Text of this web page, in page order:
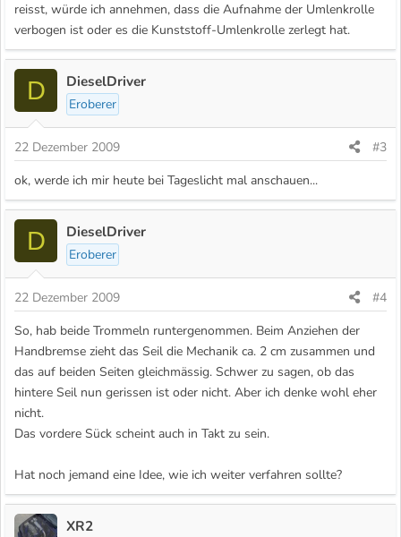
reisst, würde ich annehmen, dass die Aufnahme der Umlenkrolle
verbogen ist oder es die Kunststoff-Umlenkrolle zerlegt hat.
D DieselDriver
Eroberer
22 Dezember 2009
#3
ok, werde ich mir heute bei Tageslicht mal anschauen...
D DieselDriver
Eroberer
22 Dezember 2009
#4
So, hab beide Trommeln runtergenommen. Beim Anziehen der
Handbremse zieht das Seil die Mechanik ca. 2 cm zusammen und
das auf beiden Seiten gleichmässig. Schwer zu sagen, ob das
hintere Seil nun gerissen ist oder nicht. Aber ich denke wohl eher
nicht.
Das vordere Sück scheint auch in Takt zu sein.
Hat noch jemand eine Idee, wie ich weiter verfahren sollte?
XR2